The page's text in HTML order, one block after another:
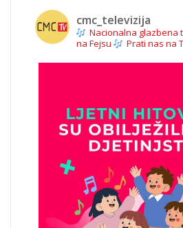
cmc_televizija
Nacionalna glazbena
na Fejsu
Prati nas na